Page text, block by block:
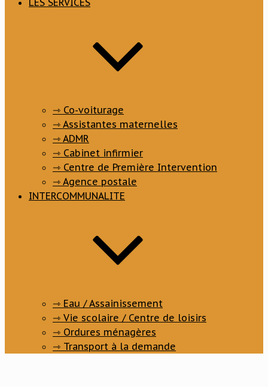
LES SERVICES
⇾ Co-voiturage
⇾ Assistantes maternelles
⇾ ADMR
⇾ Cabinet infirmier
⇾ Centre de Première Intervention
⇾ Agence postale
INTERCOMMUNALITE
⇾ Eau / Assainissement
⇾ Vie scolaire / Centre de loisirs
⇾ Ordures ménagères
⇾ Transport à la demande